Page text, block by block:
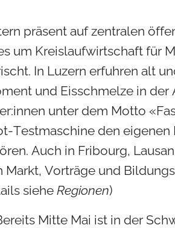
präsent auf zentralen
um Kreislaufwirtschaft für
In Luzern erfuhren alt
und Eisschmelze in der
unter dem Motto
Testmaschine den eigenen
Auch in Fribourg,
Vorträge und
siehe Regionen)
Mitte Mai ist in der